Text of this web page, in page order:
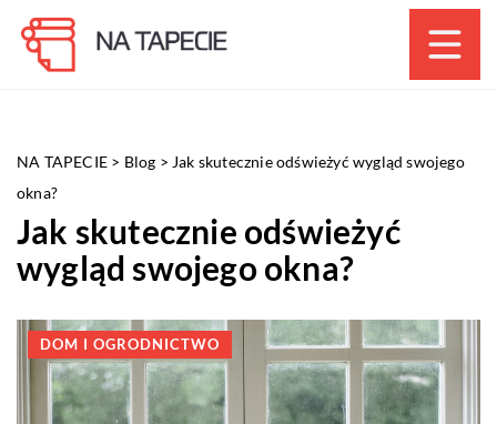
NA TAPECIE > Blog > Jak skutecznie odświeżyć wygląd swojego
okna?
Jak skutecznie odświeżyć
wygląd swojego okna?
DOM I OGRODNICTWO